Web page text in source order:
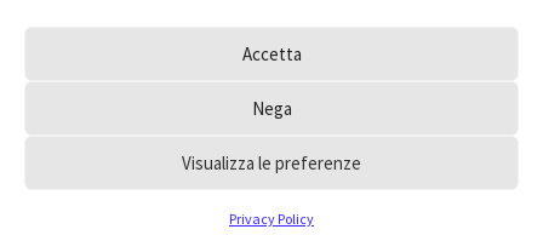
Accetta
Nega
Visualizza le preferenze
Privacy Policy
no@ingpe
Ordine degli Ingegneri della Provincia di Milano © 2000 – 2025